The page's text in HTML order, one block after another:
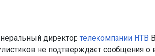
директор телекомпании НТВ
не подтверждает сообщения